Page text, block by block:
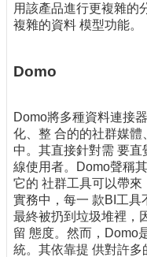
校
務
題
報
導
技
術
論
壇
用該產品進行更複雜的
複雜的資料 模型功能。
Domo
Domo將多種資料連接
化、整 合的的社群媒
中。其直接針對需 要
線使用者。Domo聲稱
它的 社群工具可以帶
實務中，每一 款BI工具
最終被扔到垃圾堆裡，
留 態度。然而，Domo
統。其依靠提 供對許